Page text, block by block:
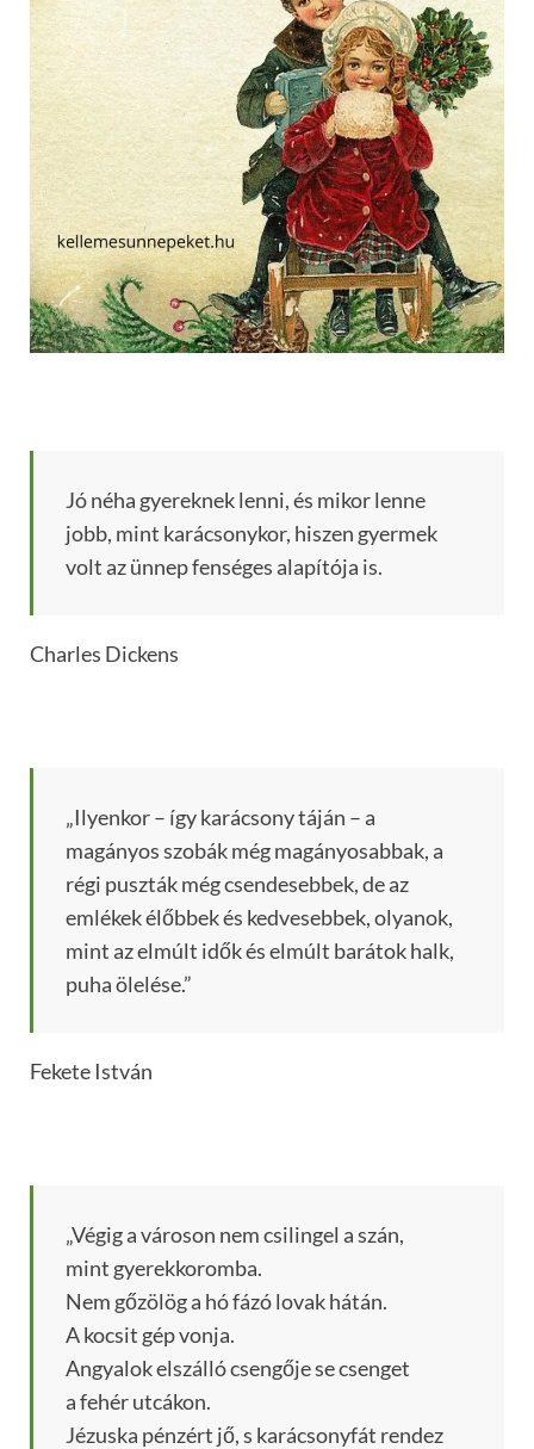
Jó néha gyereknek lenni, és mikor lenne
jobb, mint karácsonykor, hiszen gyermek
volt az ünnep fenséges alapítója is.
Charles Dickens
„Ilyenkor – így karácsony táján – a
magányos szobák még magányosabbak, a
régi puszták még csendesebbek, de az
emlékek élőbbek és kedvesebbek, olyanok,
mint az elmúlt idők és elmúlt barátok halk,
puha ölelése.”
Fekete István
„Végig a városon nem csilingel a szán,
mint gyerekkoromba.
Nem gőzölög a hó fázó lovak hátán.
A kocsit gép vonja.
Angyalok elszálló csengője se csenget
a fehér utcákon.
Jézuska pénzért jő, s karácsonyfát rendez